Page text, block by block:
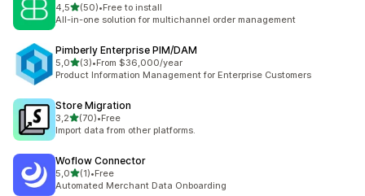
4,5av 5 stjerner
(50)
Totalt 50 omtaler
•Free to install
All-in-one solution for multichannel order management
Pimberly Enterprise PIM/DAM
5,0av 5 stjerner
(3)
Totalt 3 omtaler
•From $36,000/year
Product Information Management for Enterprise Customers
Store Migration
3,2av 5 stjerner
(70)
Totalt 70 omtaler
•Free
Import data from other platforms.
Woflow Connector
5,0av 5 stjerner
(1)
Totalt 1 omtaler
•Free
Automated Merchant Data Onboarding